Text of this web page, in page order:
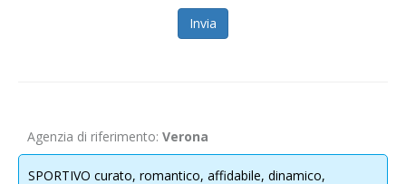
garantiamo sicurezza e riservatezza durante l’elaborazione delle
informazioni personali dei nostri utenti.
informazioni raccolte tramite canali diversi dal presente sito web. Lo
Agenzia di riferimento: Verona
SPORTIVO curato, romantico, affidabile, dinamico,